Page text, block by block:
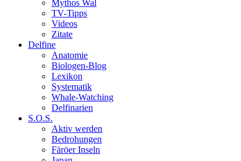
Mythos Wal
TV-Tipps
Videos
Zitate
Delfine
Anatomie
Biologen-Blog
Lexikon
Systematik
Whale-Watching
Delfinarien
S.O.S.
Aktiv werden
Bedrohungen
Färöer Inseln